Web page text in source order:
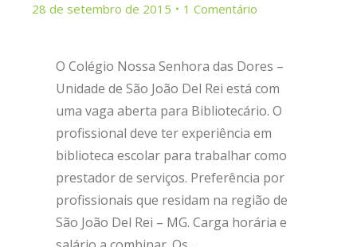
28 de setembro de 2015
1 Comentário
O Colégio Nossa Senhora das Dores –
Unidade de São João Del Rei está com
uma vaga aberta para Bibliotecário. O
profissional deve ter experiência em
biblioteca escolar para trabalhar como
prestador de serviços. Preferência por
profissionais que residam na região de
São João Del Rei – MG. Carga horária e